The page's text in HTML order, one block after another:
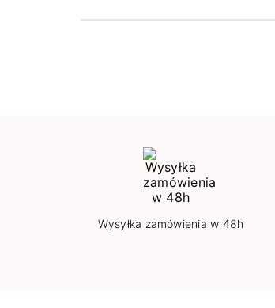
Wysyłka zamówienia w 48h